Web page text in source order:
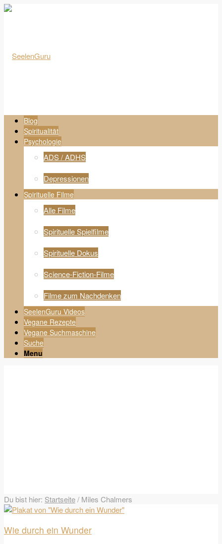
Blog
Spiritualität
Psychologie
ADS / ADHS
Depressionen
Spirituelle Filme
Alle Filme
Spirituelle Spielfilme
Spirituelle Dokus
Science-Fiction-Filme
Filme zum Nachdenken
SeelenGuru Videos
Vegane Rezepte
Vegane Suchmaschine
Suche
Menu
Du bist hier: Startseite/ Miles Chalmers
Wie durch ein Wunder